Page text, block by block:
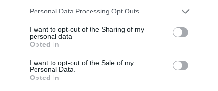
Personal Data Processing Opt Outs
I want to opt-out of the Sharing of my
personal data.
Opted In
I want to opt-out of the Sale of my
Personal Data.
Opted In
CÍMLAPRÓL AJÁNLJUK